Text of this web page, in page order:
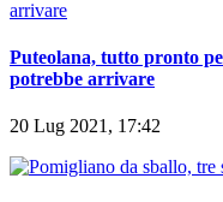
Puteolana, tutto pronto
potrebbe arrivare
20 Lug 2021, 17:42